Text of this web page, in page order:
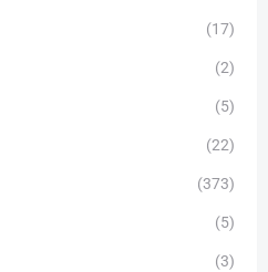
(17)
(2)
(5)
(22)
(373)
(5)
(3)